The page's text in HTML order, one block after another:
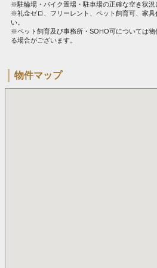
※駐輪場・バイク置場・駐車場の正確な空き状況
※礼金ゼロ、フリーレント、ペット飼育可、家
い。
※ペット飼育及び事務所・SOHO可については
る場合がございます。
物件マップ